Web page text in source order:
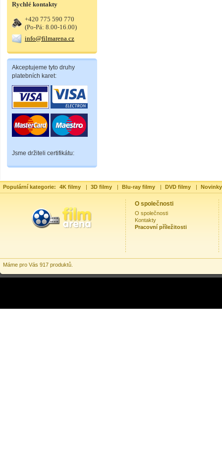
Rychlé kontakty
+420 775 590 770
(Po-Pá: 8.00-16.00)
info@filmarena.cz
Akceptujeme tyto druhy
platebních karet:
Jsme držiteli certifikátu:
Populární kategorie: 4K filmy | 3D filmy | Blu-ray filmy | DVD filmy |
O společnosti
O společnosti
Kontakty
Pracovní příležitosti
Máme pro Vás 917 produktů.